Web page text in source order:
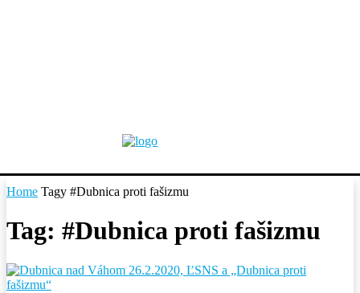
Home Tagy #Dubnica proti fašizmu
Tag: #Dubnica proti fašizmu